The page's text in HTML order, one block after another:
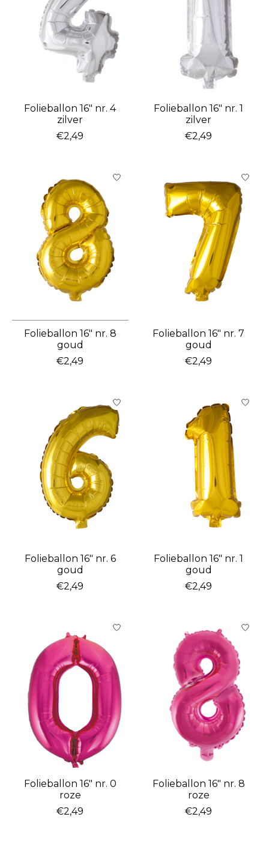
Folieballon 16″ nr. 4
zilver
€2,49
Folieballon 16″ nr. 1
zilver
€2,49
Folieballon 16″ nr. 8
goud
€2,49
Folieballon 16″ nr. 7
goud
€2,49
Folieballon 16″ nr. 6
goud
€2,49
Folieballon 16″ nr. 1
goud
€2,49
Folieballon 16″ nr. 0
roze
€2,49
Folieballon 16″ nr. 8
roze
€2,49